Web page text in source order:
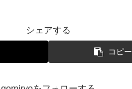
シェアする
コピー